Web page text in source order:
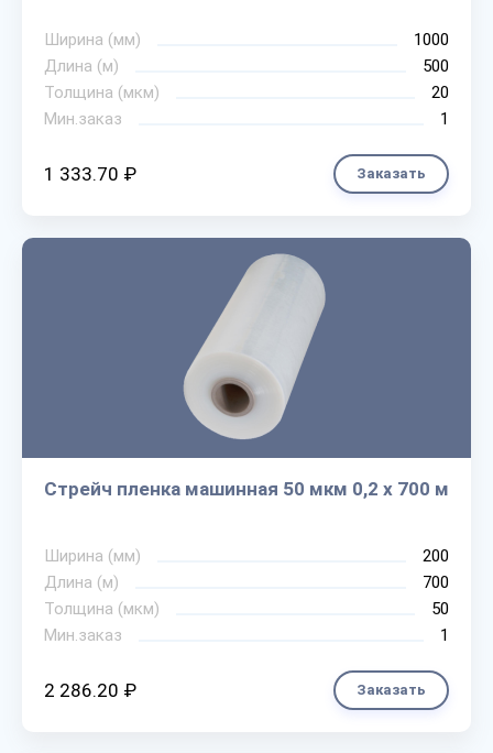
Ширина (мм)
1000
Длина (м)
500
Толщина (мкм)
20
Мин.заказ
1
1 333.70 ₽ Заказать
Стрейч пленка машинная 50 мкм 0,2 х 700 м
Ширина (мм)
200
Длина (м)
700
Толщина (мкм)
50
Мин.заказ
1
2 286.20 ₽ Заказать